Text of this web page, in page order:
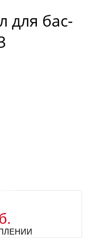
для бас-